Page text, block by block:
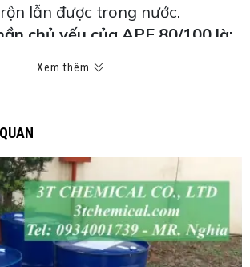
lẫn được trong nước.
chủ yếu của APF 80/100 là:
– 5%
5%
CỦA DSP 80/100
cao su: DSP 80/100 được sử
tan cao su tự nhiên và tổng
Xem thêm